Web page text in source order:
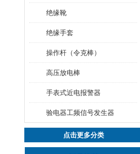
绝缘靴
绝缘手套
操作杆（令克棒）
高压放电棒
手表式近电报警器
验电器工频信号发生器
点击更多分类